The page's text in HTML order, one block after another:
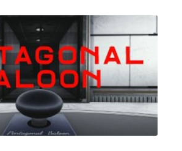
Punch Club